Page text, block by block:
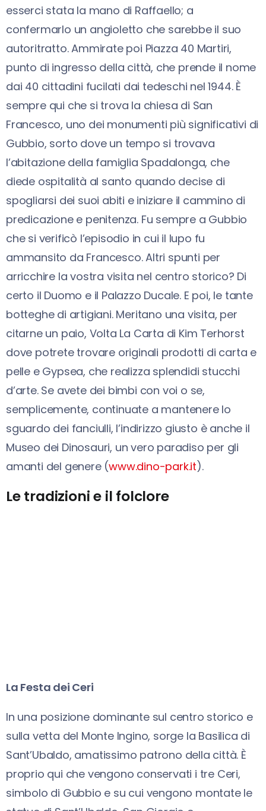
esserci stata la mano di Raffaello; a
confermarlo un angioletto che sarebbe il suo
autoritratto. Ammirate poi Piazza 40 Martiri,
punto di ingresso della città, che prende il nome
dai 40 cittadini fucilati dai tedeschi nel 1944. È
sempre qui che si trova la chiesa di San
Francesco, uno dei monumenti più significativi di
Gubbio, sorto dove un tempo si trovava
l’abitazione della famiglia Spadalonga, che
diede ospitalità al santo quando decise di
spogliarsi dei suoi abiti e iniziare il cammino di
predicazione e penitenza. Fu sempre a Gubbio
che si verificò l’episodio in cui il lupo fu
ammansito da Francesco. Altri spunti per
arricchire la vostra visita nel centro storico? Di
certo il Duomo e il Palazzo Ducale. E poi, le tante
botteghe di artigiani. Meritano una visita, per
citarne un paio, Volta La Carta di Kim Terhorst
dove potrete trovare originali prodotti di carta e
pelle e Gypsea, che realizza splendidi stucchi
d’arte. Se avete dei bimbi con voi o se,
semplicemente, continuate a mantenere lo
sguardo dei fanciulli, l’indirizzo giusto è anche il
Museo dei Dinosauri, un vero paradiso per gli
amanti del genere (www.dino-park.it).
Le tradizioni e il folclore
La Festa dei Ceri
In una posizione dominante sul centro storico e
sulla vetta del Monte Ingino, sorge la Basilica di
Sant’Ubaldo, amatissimo patrono della città. È
proprio qui che vengono conservati i tre Ceri,
simbolo di Gubbio e su cui vengono montate le